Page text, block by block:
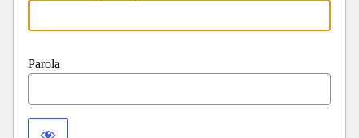
Parola